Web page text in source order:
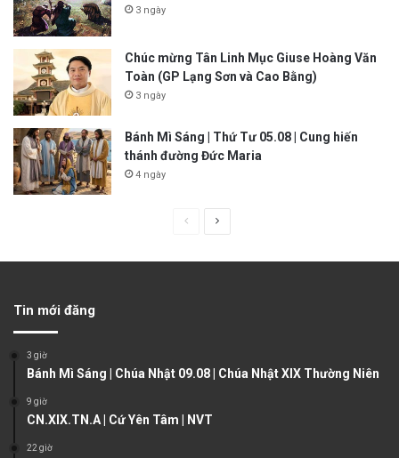
3 ngày
Chúc mừng Tân Linh Mục Giuse Hoàng Văn
Toàn (GP Lạng Sơn và Cao Bằng)
3 ngày
Bánh Mì Sáng | Thứ Tư 05.08 | Cung hiến
thánh đường Đức Maria
4 ngày
u
p
g
Tin mới đăng
3 giờ
Bánh Mì Sáng | Chúa Nhật 09.08 | Chúa Nhật XIX Thường Niên
9 giờ
CN.XIX.TN.A | Cứ Yên Tâm | NVT
22 giờ